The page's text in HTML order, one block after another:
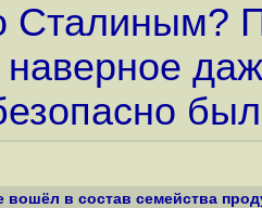
Сталиным?
вошёл в состав семейства